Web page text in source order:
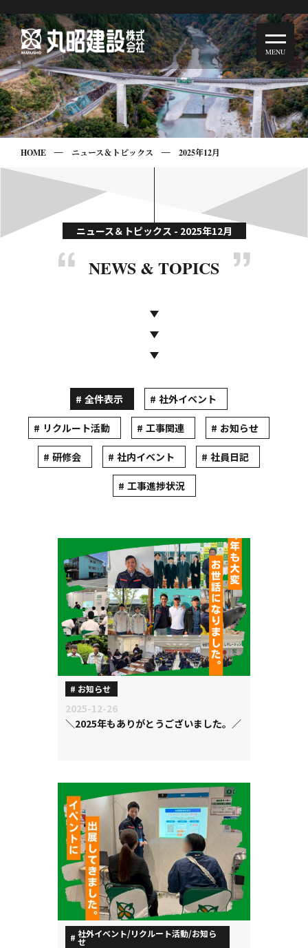
HOME ニュース＆トピックス 2025年12月
ニュース＆トピックス - 2025年12月
NEWS & TOPICS
全件表示 社外イベント
リクルート活動 工事関連 お知らせ
研修会 社内イベント 社員日記
工事進捗状況
お知らせ
2025-12-26
＼2025年もありがとうございました。／
社外イベント/リクルート活動/お知ら
せ